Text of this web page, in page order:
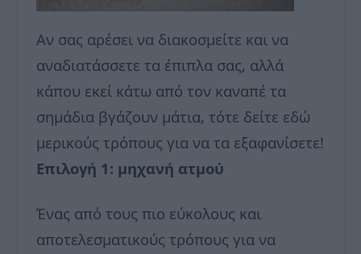
Αν σας αρέσει να διακοσμείτε και να
αναδιατάσσετε τα έπιπλα σας, αλλά
κάπου εκεί κάτω από τον καναπέ τα
σημάδια βγάζουν μάτια, τότε δείτε εδώ
μερικούς τρόπους για να τα εξαφανίσετε!
Επιλογή 1: μηχανή ατμού
Ένας από τους πιο εύκολους και
αποτελεσματικούς τρόπους για να